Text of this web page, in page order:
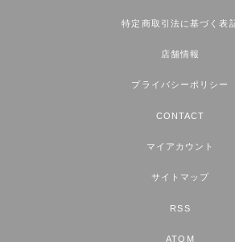
特定商取引法に基づく表
店舗情報
プライバシーポリシー
CONTACT
マイアカウント
サイトマップ
RSS
ATOM